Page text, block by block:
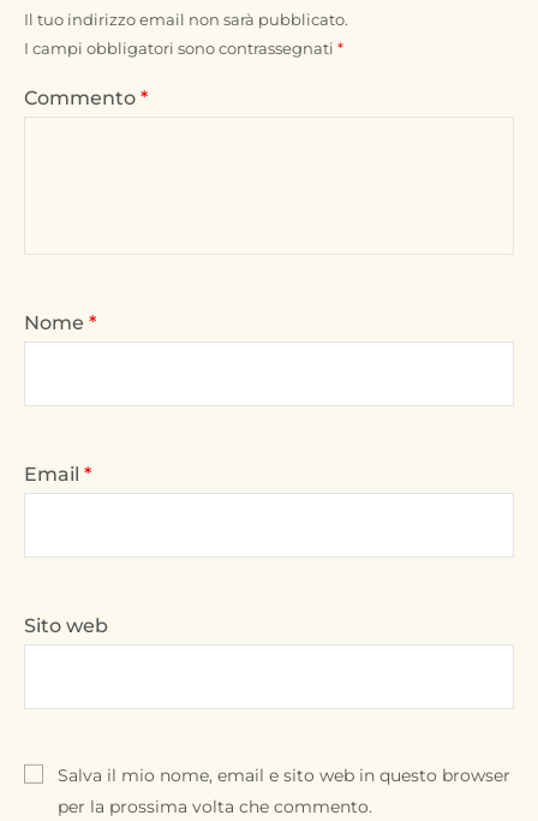
Il tuo indirizzo email non sarà pubblicato.
I campi obbligatori sono contrassegnati *
Commento *
Nome *
Email *
Sito web
Salva il mio nome, email e sito web in questo browser
per la prossima volta che commento.